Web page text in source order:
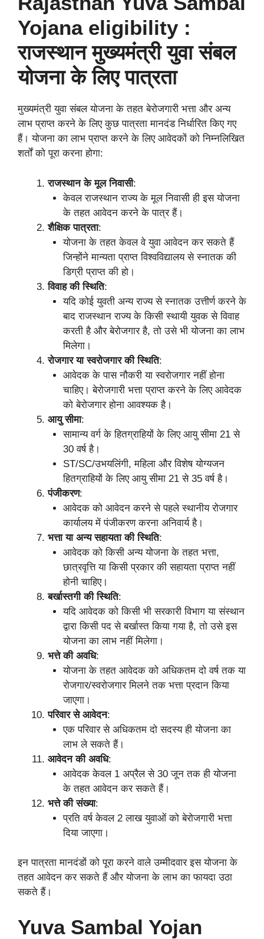
Yojana eligibility :
राजस्थान मुख्यमंत्री युवा संबल
योजना के लिए पात्रता
मुख्यमंत्री युवा संबल योजना के तहत बेरोजगारी भत्ता और अन्य
लाभ प्राप्त करने के लिए कुछ पात्रता मानदंड निर्धारित किए गए
हैं। योजना का लाभ प्राप्त करने के लिए आवेदकों को निम्नलिखित
शर्तों को पूरा करना होगा:
राजस्थान के मूल निवासी:
केवल राजस्थान राज्य के मूल निवासी ही इस योजना
के तहत आवेदन करने के पात्र हैं।
शैक्षिक पात्रता:
योजना के तहत केवल वे युवा आवेदन कर सकते हैं
जिन्होंने मान्यता प्राप्त विश्वविद्यालय से स्नातक की
डिग्री प्राप्त की हो।
विवाह की स्थिति:
यदि कोई युवती अन्य राज्य से स्नातक उत्तीर्ण करने के
बाद राजस्थान राज्य के किसी स्थायी युवक से विवाह
करती है और बेरोजगार है, तो उसे भी योजना का लाभ
मिलेगा।
रोजगार या स्वरोजगार की स्थिति:
आवेदक के पास नौकरी या स्वरोजगार नहीं होना
चाहिए। बेरोजगारी भत्ता प्राप्त करने के लिए आवेदक
को बेरोजगार होना आवश्यक है।
आयु सीमा:
सामान्य वर्ग के हितग्राहियों के लिए आयु सीमा 21 से
30 वर्ष है।
ST/SC/उभयलिंगी, महिला और विशेष योग्यजन
हितग्राहियों के लिए आयु सीमा 21 से 35 वर्ष है।
पंजीकरण:
आवेदक को आवेदन करने से पहले स्थानीय रोजगार
कार्यालय में पंजीकरण करना अनिवार्य है।
भत्ता या अन्य सहायता की स्थिति:
आवेदक को किसी अन्य योजना के तहत भत्ता,
छात्रवृत्ति या किसी प्रकार की सहायता प्राप्त नहीं
होनी चाहिए।
बर्खास्तगी की स्थिति:
यदि आवेदक को किसी भी सरकारी विभाग या संस्थान
द्वारा किसी पद से बर्खास्त किया गया है, तो उसे इस
योजना का लाभ नहीं मिलेगा।
भत्ते की अवधि:
योजना के तहत आवेदक को अधिकतम दो वर्ष तक या
रोजगार/स्वरोजगार मिलने तक भत्ता प्रदान किया
जाएगा।
परिवार से आवेदन:
एक परिवार से अधिकतम दो सदस्य ही योजना का
लाभ ले सकते हैं।
आवेदन की अवधि:
आवेदक केवल 1 अप्रैल से 30 जून तक ही योजना
के तहत आवेदन कर सकते हैं।
भत्ते की संख्या:
प्रति वर्ष केवल 2 लाख युवाओं को बेरोजगारी भत्ता
दिया जाएगा।
इन पात्रता मानदंडों को पूरा करने वाले उम्मीदवार इस योजना के
तहत आवेदन कर सकते हैं और योजना के लाभ का फायदा उठा
सकते हैं।
Yuva Sambal Yojan